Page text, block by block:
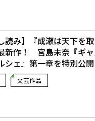
読み】『成瀬は天下を
新作！ 宮島未奈『ギャ
シェ』第一章を特別公開
文芸作品